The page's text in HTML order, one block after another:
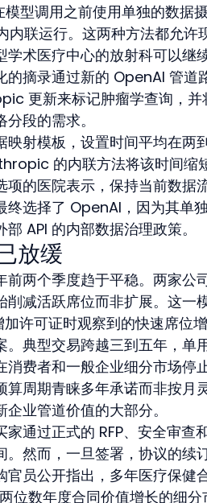
型调用之前使用单独的数据
联运行。这两种方法都允许
术医疗中心的放射科可以继
摘录通过新的 OpenAI 管道
更新来标记肿瘤学查询，并
段的需求。
射模板，设置时间平均在两
的内联方法将该时间缩
的医院表示，保持当前数据
选择了 OpenAI，因为其单
API 的内部数据治理政策。
放缓
两个季度趋于平稳。两家公
削减活跃席位而非扩展。这一
许可证时观察到的快速席位增
典型交易跨越三到五年，单
费者和一般企业细分市场停
周期青睐多年承诺而非按月
业管道价值的大部分。
通过正式的 RFP、安全审查
然而，一旦签署，协议的续
员公开指出，多年医疗保健
数年度合同价值增长的细分